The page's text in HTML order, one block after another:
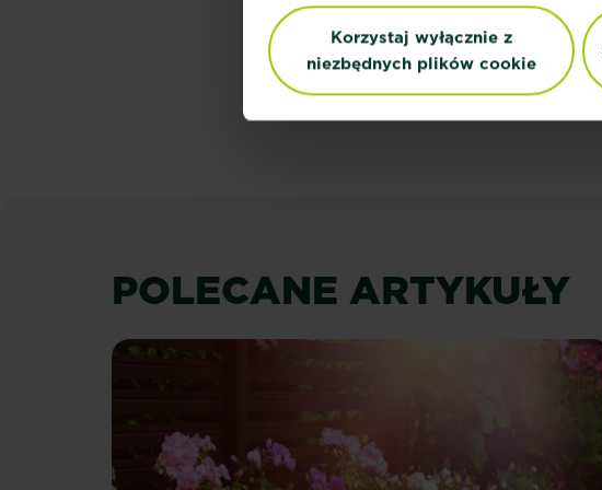
Korzystaj wyłącznie z
niezbędnych plików cookie
POLECANE ARTYKUŁY